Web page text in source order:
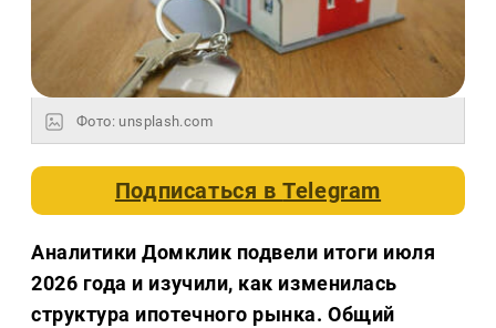
Фото: unsplash.com
Подписаться вTelegram
Аналитики Домклик подвели итоги июля
2026 года и изучили, как изменилась
структура ипотечного рынка. Общий